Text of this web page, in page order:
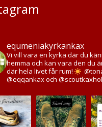
equmeniakyrkankax
Vi vill vara en kyrka där du
hemma och kan vara den du
där hela livet får rum!
@eqqankax och